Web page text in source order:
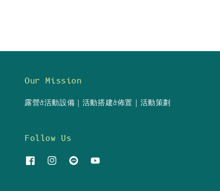
Our Mission
露營&活動設備｜活動搭建&佈置｜活動策劃
Follow Us